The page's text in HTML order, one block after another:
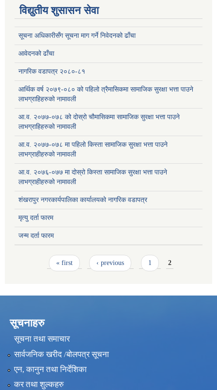
विद्युतीय शुसासन सेवा
सूचना अधिकारीसँग सूचना माग गर्ने निवेदनको ढाँचा
आवेदनको ढाँचा
नागरिक वडापत्र २०८०-८१
आर्थिक वर्ष २०७९-०८० को पहिलो त्रैमासिकमा सामाजिक सुरक्षा भत्ता पाउने
लाभग्राहिहरुको नामावली
आ.व. २०७७-०७८ को दोस्रो चौमासिकमा सामाजिक सुरक्षा भत्ता पाउने
लाभग्राहिहरुको नामावली
आ.व. २०७७-०७८ मा पहिलो किस्ता सामाजिक सुरक्षा भत्ता पाउने
लाभग्राहीहरुको नामावली
आ.व. २०७६-०७७ मा दोस्रो किस्ता सामाजिक सुरक्षा भत्ता पाउने
लाभग्राहीहरुको नामावली
शंखरापुर नगरकार्यपालिका कार्यालयको नागरिक वडापत्र
मृत्यु दर्ता फारम
जन्म दर्ता फारम
« first ‹ previous 1 2
सूचनाहरु
सूचना तथा समाचार
सार्वजनिक खरीद /बोलपत्र सूचना
एन, कानुन तथा निर्देशिका
कर तथा शुल्कहरु